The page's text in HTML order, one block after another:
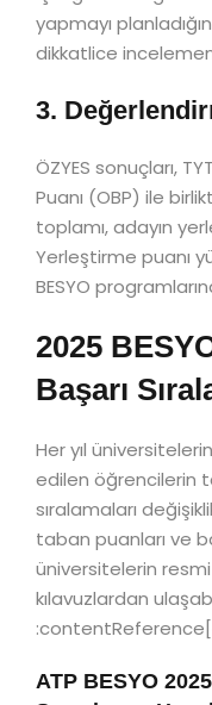
yapmayı
dikkatlice
3.
ÖZYES sonuçları,
Puanı (OBP) ile
toplamı, adayın
Yerleştirme puanı
BESYO
2025
Başarı
Her yıl
edilen öğrencilerin
sıralamaları
taban puanları ve
üniversitelerin
kılavuzlardan
ATP BESYO